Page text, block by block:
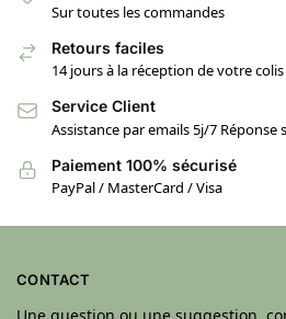
Sur toutes les commandes
Retours faciles
14 jours à la réception de votre
Service Client
Assistance par emails 5j/7 Réponse
Paiement 100% sécurisé
PayPal / MasterCard / Visa
CONTACT